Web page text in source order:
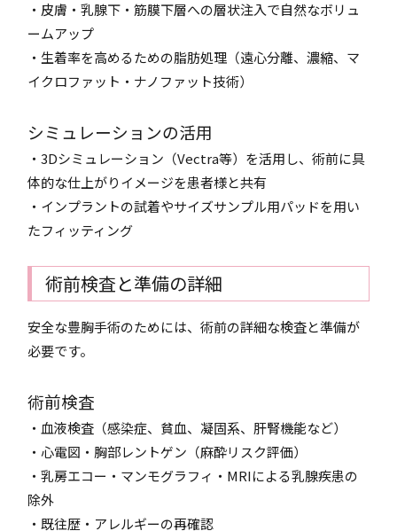
・皮膚・乳腺下・筋膜下層への層状注入で自然なボリュ
ームアップ
・生着率を高めるための脂肪処理（遠心分離、濃縮、マ
イクロファット・ナノファット技術）
シミュレーションの活用
・3Dシミュレーション（Vectra等）を活用し、術前に具
体的な仕上がりイメージを患者様と共有
・インプラントの試着やサイズサンプル用パッドを用い
たフィッティング
術前検査と準備の詳細
安全な豊胸手術のためには、術前の詳細な検査と準備が
必要です。
術前検査
・血液検査（感染症、貧血、凝固系、肝腎機能など）
・心電図・胸部レントゲン（麻酔リスク評価）
・乳房エコー・マンモグラフィ・MRIによる乳腺疾患の
除外
・既往歴・アレルギーの再確認